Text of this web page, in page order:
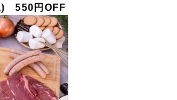
) 550円OFF